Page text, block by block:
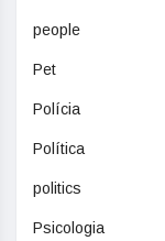
people
Pet
Polícia
Política
politics
Psicologia